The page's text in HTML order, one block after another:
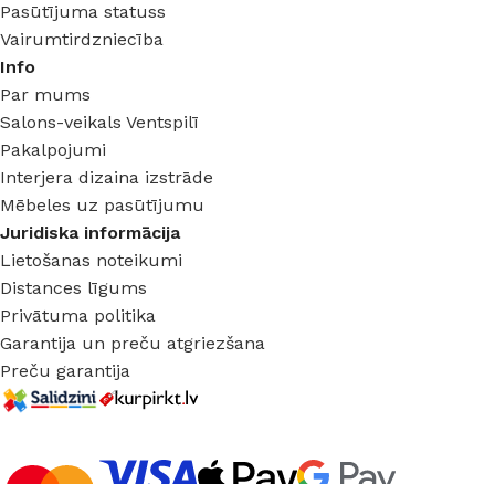
Pasūtījuma statuss
Vairumtirdzniecība
Info
Par mums
Salons-veikals Ventspilī
Pakalpojumi
Interjera dizaina izstrāde
Mēbeles uz pasūtījumu
Juridiska informācija
Lietošanas noteikumi
Distances līgums
Privātuma politika
Garantija un preču atgriezšana
Preču garantija